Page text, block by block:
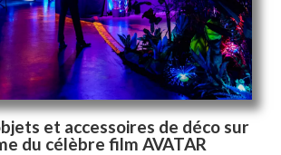
et accessoires de déco sur
du célèbre film AVATAR